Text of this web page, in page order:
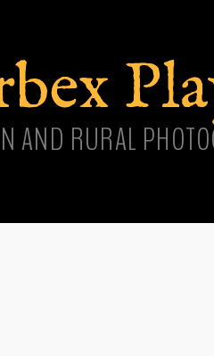
AND RURAL